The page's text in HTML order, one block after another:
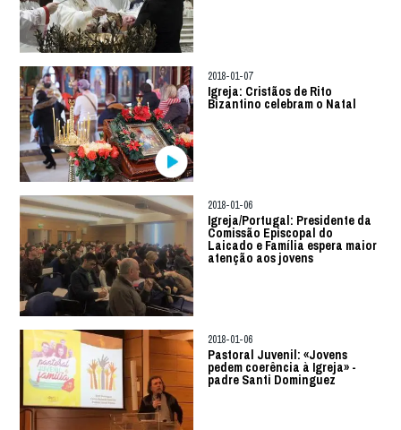
2018-01-07
Igreja: Cristãos de Rito
Bizantino celebram o Natal
2018-01-06
Igreja/Portugal: Presidente da
Comissão Episcopal do
Laicado e Família espera maior
atenção aos jovens
2018-01-06
Pastoral Juvenil: «Jovens
pedem coerência à Igreja» -
padre Santi Dominguez